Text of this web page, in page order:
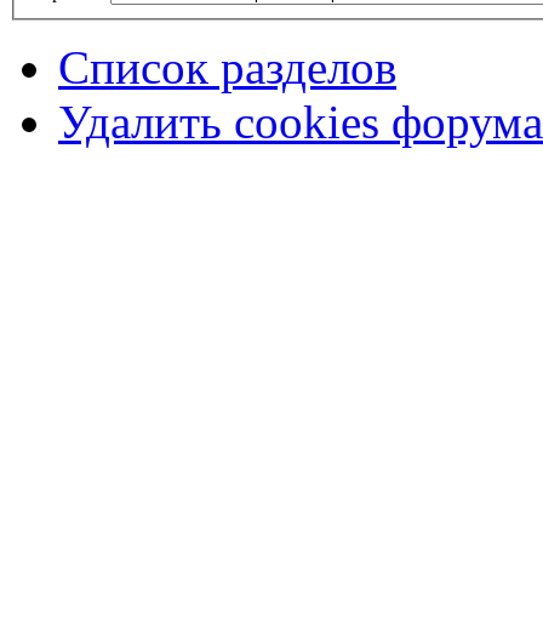
Список разделов
Удалить cookies форума